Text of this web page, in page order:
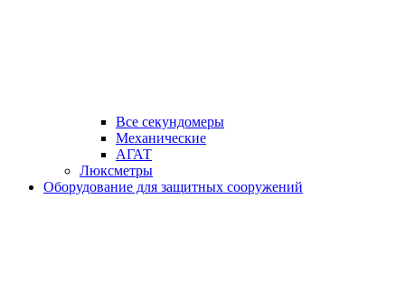
Все секундомеры
Механические
АГАТ
Люксметры
Оборудование для защитных сооружений